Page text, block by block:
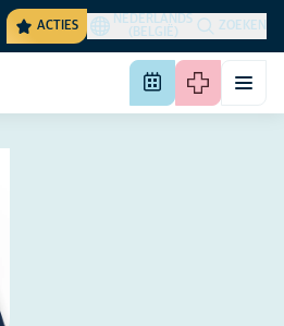
ACTIES
NEDERLANDS
(BELGIË)
ZOEKEN